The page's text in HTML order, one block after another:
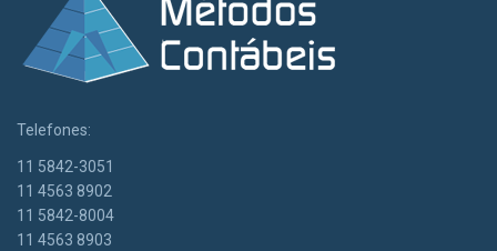
Telefones:
11 5842-3051
11 4563 8902
11 5842-8004
11 4563 8903